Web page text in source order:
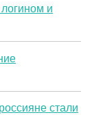
и
стали